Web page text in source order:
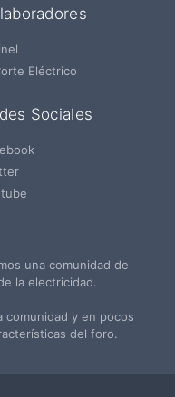
Eléctrico
Sociales
una comunidad de
la electricidad.
comunidad y en pocos
del foro.